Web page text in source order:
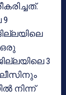
3
നിന്ന്